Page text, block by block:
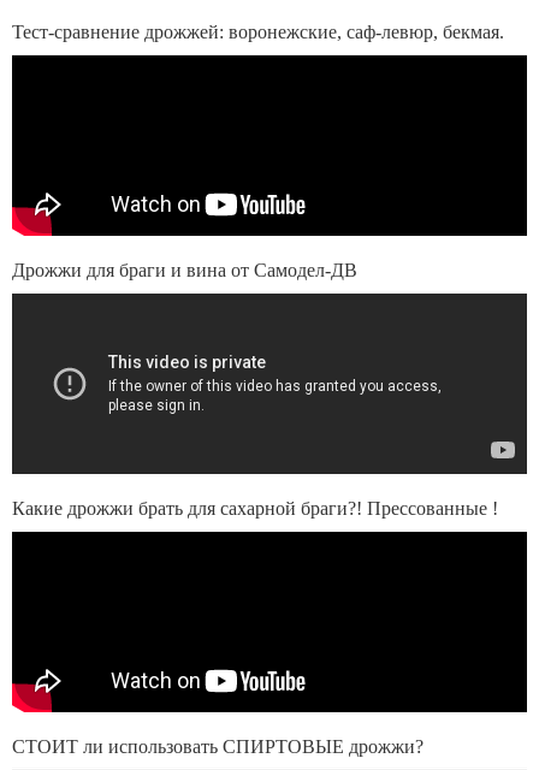
Тест-сравнение дрожжей: воронежские, саф-левюр, бекмая.
Дрожжи для браги и вина от Самодел-ДВ
Какие дрожжи брать для сахарной браги?! Прессованные !
СТОИТ ли использовать СПИРТОВЫЕ дрожжи?